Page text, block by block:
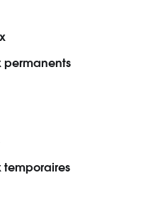
permanents